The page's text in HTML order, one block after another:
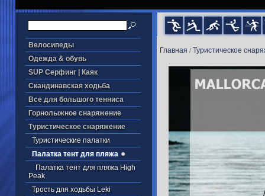
Велосипеды
Одежда & обувь
SUP Серфинг | Каяк
Скандинавская ходьба
Все для большого тенниса
Горнолыжное снаряжение
Туристическое снаряжение
Туристические палатки
Палатка тент для пляжа
Палатка тент для пляжа High
Peak
Трость для ходьбы Leki
Главная / Туристическое